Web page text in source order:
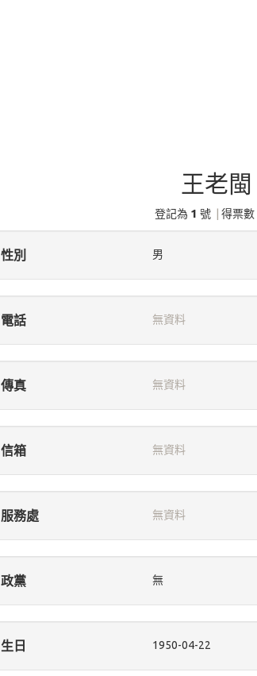
王老閩
登記為 1 號 得票數
性別 男
電話 無資料
傳真 無資料
信箱 無資料
服務處 無資料
政黨 無
生日 1950-04-22